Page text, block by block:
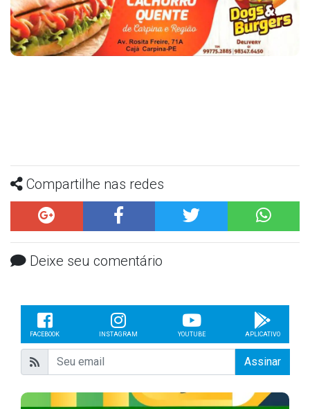
Compartilhe nas redes
Deixe seu comentário
FACEBOOK INSTAGRAM YOUTUBE APLICATIVO
Assinar